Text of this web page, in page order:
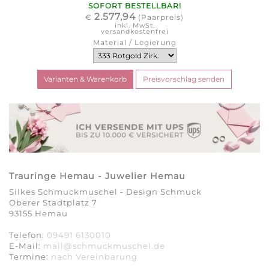
SOFORT BESTELLBAR!
€ 2.577,94 (Paarpreis)
inkl. MwSt.
versandkostenfrei
Material / Legierung
Trauringe Hemau - Juwelier Hemau
Silkes Schmuckmuschel - Design Schmuck
Oberer Stadtplatz 7
93155 Hemau
Telefon: 09491 6130010
E-Mail: mail@schmuckmuschel.de
Termine: nach Vereinbarung​​​​​​​